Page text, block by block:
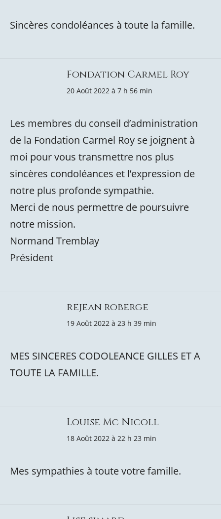
Sincères condoléances à toute la famille.
Fondation Carmel Roy
20 Août 2022 à 7 h 56 min
Les membres du conseil d’administration
de la Fondation Carmel Roy se joignent à
moi pour vous transmettre nos plus
sincères condoléances et l’expression de
notre plus profonde sympathie.
Merci de nous permettre de poursuivre
notre mission.
Normand Tremblay
Président
rejean roberge
19 Août 2022 à 23 h 39 min
MES SINCERES CODOLEANCE GILLES ET A
TOUTE LA FAMILLE.
Louise Mc Nicoll
18 Août 2022 à 22 h 23 min
Mes sympathies à toute votre famille.